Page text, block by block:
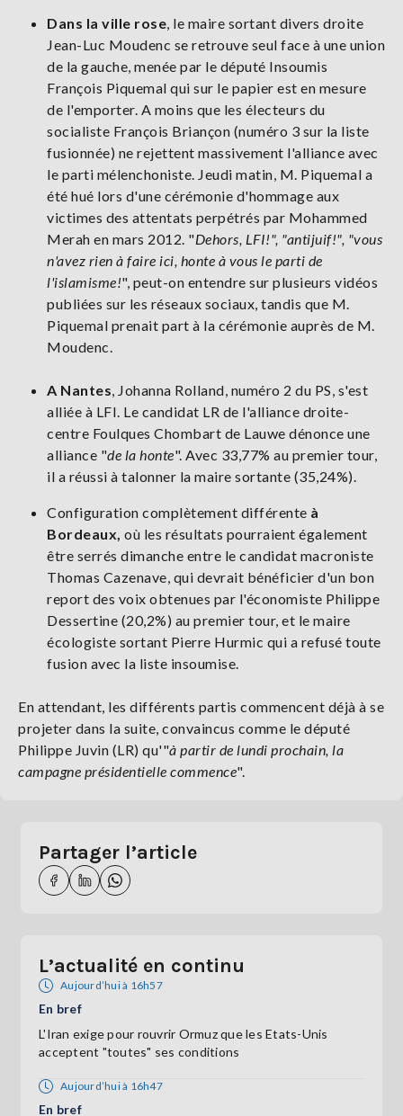
Dans la ville rose , le maire sortant divers droite
Jean-Luc Moudenc se retrouve seul face à une union
de la gauche, menée par le député Insoumis
François Piquemal qui sur le papier est en mesure
de l'emporter. A moins que les électeurs du
socialiste François Briançon (numéro 3 sur la liste
fusionnée) ne rejettent massivement l'alliance avec
le parti mélenchoniste. Jeudi matin, M. Piquemal a
été hué lors d'une cérémonie d'hommage aux
victimes des attentats perpétrés par Mohammed
Merah en mars 2012. "Dehors, LFI!", "antijuif!", "vous
n'avez rien à faire ici, honte à vous le parti de
l'islamisme!", peut-on entendre sur plusieurs vidéos
publiées sur les réseaux sociaux, tandis que M.
Piquemal prenait part à la cérémonie auprès de M.
Moudenc.
A Nantes , Johanna Rolland, numéro 2 du PS, s'est
alliée à LFI. Le candidat LR de l'alliance droite-
centre Foulques Chombart de Lauwe dénonce une
alliance "de la honte". Avec 33,77% au premier tour,
il a réussi à talonner la maire sortante (35,24%).
Configuration complètement différente à
Bordeaux, où les résultats pourraient également
être serrés dimanche entre le candidat macroniste
Thomas Cazenave, qui devrait bénéficier d'un bon
report des voix obtenues par l'économiste Philippe
Dessertine (20,2%) au premier tour, et le maire
écologiste sortant Pierre Hurmic qui a refusé toute
fusion avec la liste insoumise.
En attendant, les différents partis commencent déjà à se
projeter dans la suite, convaincus comme le député
Philippe Juvin (LR) qu'"à partir de lundi prochain, la
campagne présidentielle commence".
Partager l’article
L’actualité en continu
Aujourd’hui à 16h57
En bref
L'Iran exige pour rouvrir Ormuz que les Etats-Unis
acceptent "toutes" ses conditions
Aujourd’hui à 16h47
En bref